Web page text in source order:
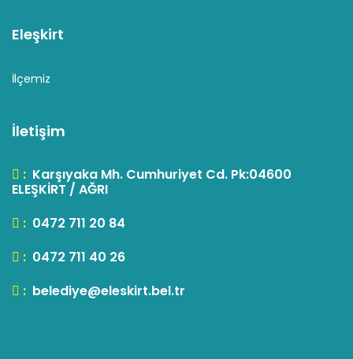
Eleşkirt
İlçemiz
İletişim
: Karşıyaka Mh. Cumhuriyet Cd. Pk:04600
ELEŞKİRT / AĞRI
: 0472 711 20 84
: 0472 711 40 26
: belediye@eleskirt.bel.tr